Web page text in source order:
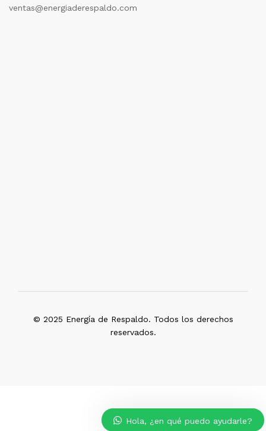
ventas@energiaderespaldo.com
© 2025 Energía de Respaldo. Todos los derechos
reservados.
Hola, ¿en qué puedo ayudarle?